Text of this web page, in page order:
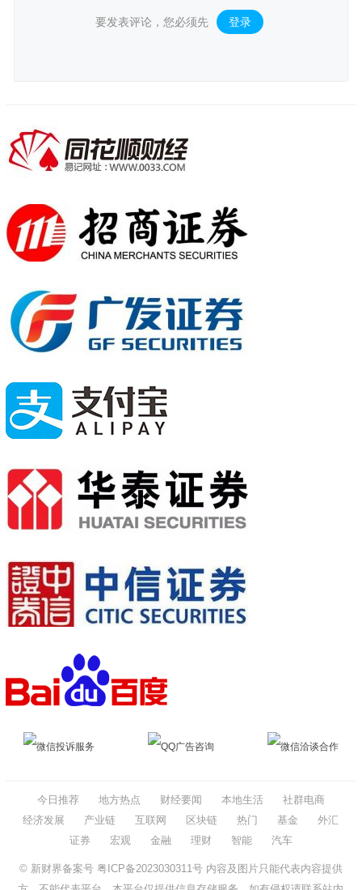
要发表评论，您必须先 登录 。
微信投诉服务 QQ广告咨询 微信洽谈合作
今日推荐 地方热点 财经要闻 本地生活
社群电商
经济发展
产业链 互联网 区块链 热门 基金
外汇
证券
宏观 金融 理财 智能 汽车
© 新财界备案号 粤ICP备2023030311号内容及图片只能代表内容提供